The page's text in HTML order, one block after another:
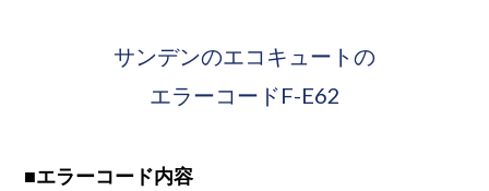
サンデンのエコキュートの
エラーコードF-E62
■エラーコード内容